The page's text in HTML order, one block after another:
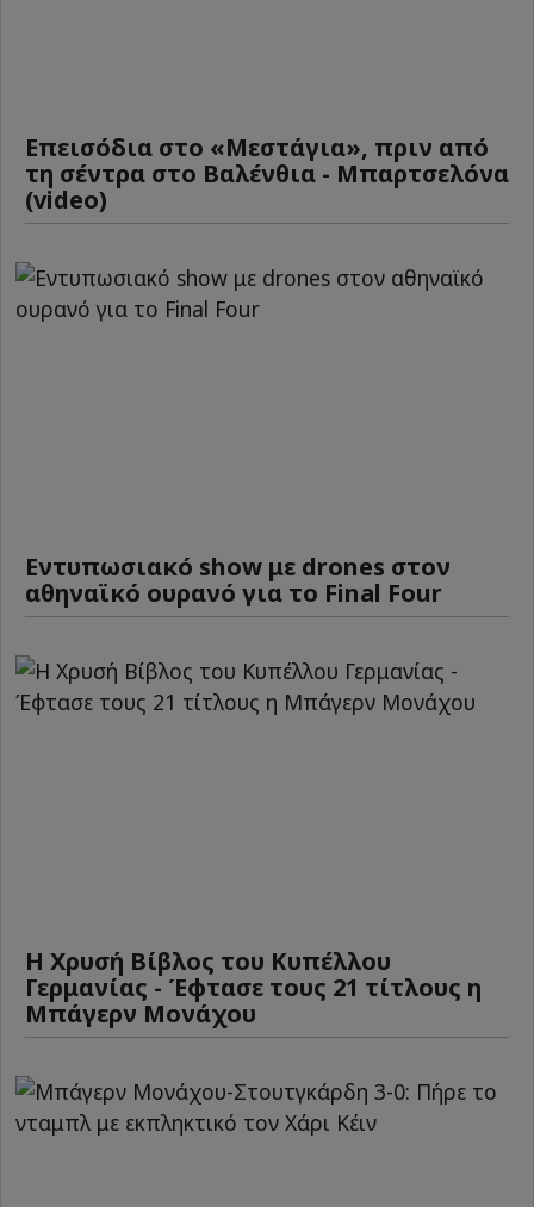
Επεισόδια στο «Μεστάγια», πριν από
τη σέντρα στο Βαλένθια - Μπαρτσελόνα
(video)
Εντυπωσιακό show με drones στον
αθηναϊκό ουρανό για το Final Four
Η Χρυσή Βίβλος του Κυπέλλου
Γερμανίας - Έφτασε τους 21 τίτλους η
Μπάγερν Μονάχου